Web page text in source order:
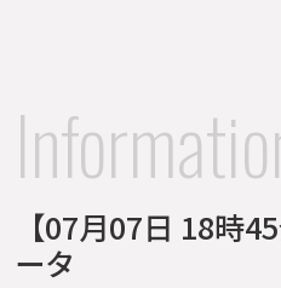
【07月07日 18時
ータ